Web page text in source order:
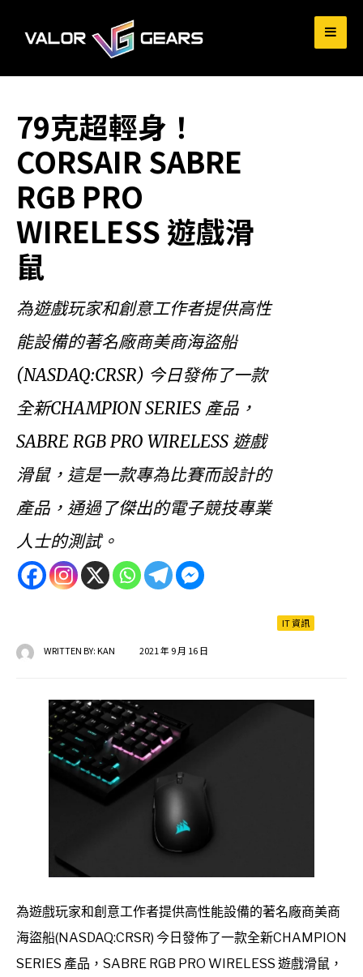
79克超輕身！
CORSAIR SABRE
RGB PRO
WIRELESS 遊戲滑
鼠
為遊戲玩家和創意工作者提供高性
能設備的著名廠商美商海盜船
(NASDAQ:CRSR) 今日發佈了一款
全新CHAMPION SERIES 產品，
SABRE RGB PRO WIRELESS 遊戲
滑鼠，這是一款專為比賽而設計的
產品，通過了傑出的電子競技專業
人士的測試。
IT 資訊
WRITTEN BY:KAN 2021 年 9 月 16 日
為遊戲玩家和創意工作者提供高性能設備的著名廠商美商
海盜船(NASDAQ:CRSR) 今日發佈了一款全新CHAMPION
SERIES 產品，SABRE RGB PRO WIRELESS 遊戲滑鼠，